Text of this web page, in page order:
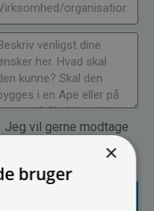
Jeg vil gerne modtage
på mail (bare rolig,
ikke)
×
bruger